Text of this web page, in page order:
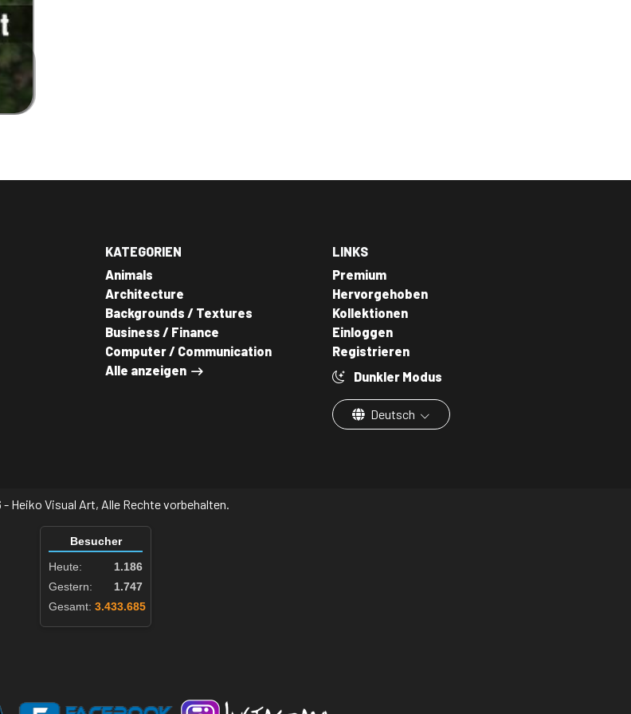
KATEGORIEN
Animals
Architecture
Backgrounds / Textures
Business / Finance
Computer / Communication
Alle anzeigen
LINKS
Premium
Hervorgehoben
Kollektionen
Einloggen
Registrieren
Dunkler Modus
Deutsch
Heiko Visual Art, Alle Rechte vorbehalten.
Besucher
Heute:
1.186
Gestern:
1.747
Gesamt: 3.433.685